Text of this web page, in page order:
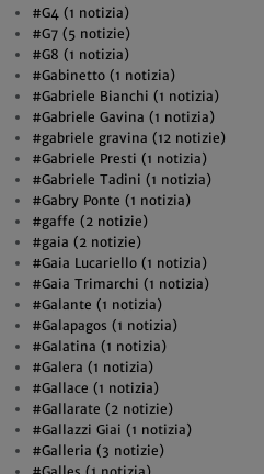
#G4 (1 notizia)
#G7 (5 notizie)
#G8 (1 notizia)
#Gabinetto (1 notizia)
#Gabriele Bianchi (1 notizia)
#Gabriele Gavina (1 notizia)
#gabriele gravina (12 notizie)
#Gabriele Presti (1 notizia)
#Gabriele Tadini (1 notizia)
#Gabry Ponte (1 notizia)
#gaffe (2 notizie)
#gaia (2 notizie)
#Gaia Lucariello (1 notizia)
#Gaia Trimarchi (1 notizia)
#Galante (1 notizia)
#Galapagos (1 notizia)
#Galatina (1 notizia)
#Galera (1 notizia)
#Gallace (1 notizia)
#Gallarate (2 notizie)
#Gallazzi Giai (1 notizia)
#Galleria (3 notizie)